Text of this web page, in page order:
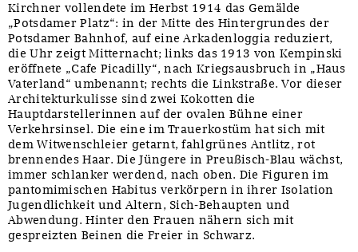
Kirchner vollendete im Herbst 1914 das Gemälde
„Potsdamer Platz“: in der Mitte des Hintergrundes der
Potsdamer Bahnhof, auf eine Arkadenloggia reduziert,
die Uhr zeigt Mitternacht; links das 1913 von Kempinski
eröffnete „Cafe Picadilly“, nach Kriegsausbruch in „Haus
Vaterland“ umbenannt; rechts die Linkstraße. Vor dieser
Architekturkulisse sind zwei Kokotten die
Hauptdarstellerinnen auf der ovalen Bühne einer
Verkehrsinsel. Die eine im Trauerkostüm hat sich mit
dem Witwenschleier getarnt, fahlgrünes Antlitz, rot
brennendes Haar. Die Jüngere in Preußisch-Blau wächst,
immer schlanker werdend, nach oben. Die Figuren im
pantomimischen Habitus verkörpern in ihrer Isolation
Jugendlichkeit und Altern, Sich-Behaupten und
Abwendung. Hinter den Frauen nähern sich mit
gespreizten Beinen die Freier in Schwarz.